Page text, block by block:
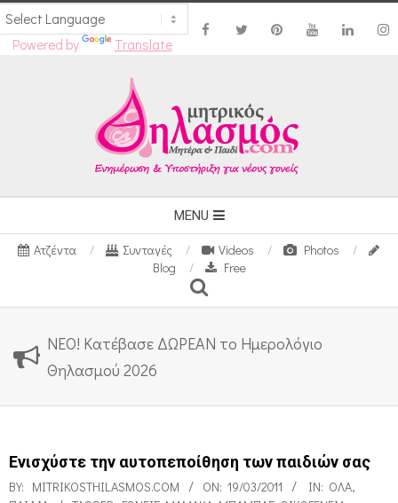
Powered by Translate
Navigation
Menu
MENU
Ατζέντα Συνταγές Videos
Photos
Blog
Free
Search
ΝΕΟ! Κατέβασε ΔΩΡΕΑΝ το Ημερολόγιο
Θηλασμού 2026
Ενισχύστε την αυτοπεποίθηση των παιδιών σας
BY: MITRIKOSTHILASMOS.COM ON: 19/03/2011 IN: ΌΛΑ,